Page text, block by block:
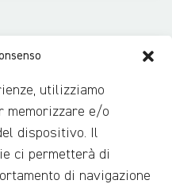
utilizziamo
memorizzare e/o
dispositivo. Il
ci permetterà di
di navigazione